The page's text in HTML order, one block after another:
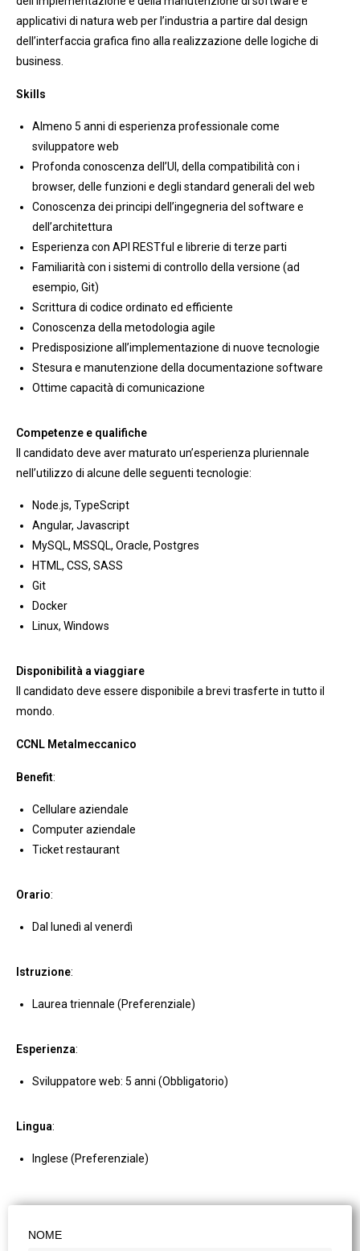
applicativi di natura web per l’industria a partire dal design
dell’interfaccia grafica fino alla realizzazione delle logiche di
business.
Skills
Almeno 5 anni di esperienza professionale come
sviluppatore web
Profonda conoscenza dell’UI, della compatibilità con i
browser, delle funzioni e degli standard generali del web
Conoscenza dei principi dell’ingegneria del software e
dell’architettura
Esperienza con API RESTful e librerie di terze parti
Familiarità con i sistemi di controllo della versione (ad
esempio, Git)
Scrittura di codice ordinato ed efficiente
Conoscenza della metodologia agile
Predisposizione all’implementazione di nuove tecnologie
Stesura e manutenzione della documentazione software
Ottime capacità di comunicazione
Competenze e qualifiche
Il candidato deve aver maturato un’esperienza pluriennale
nell’utilizzo di alcune delle seguenti tecnologie:
Node.js, TypeScript
Angular, Javascript
MySQL, MSSQL, Oracle, Postgres
HTML, CSS, SASS
Git
Docker
Linux, Windows
Disponibilità a viaggiare
Il candidato deve essere disponibile a brevi trasferte in tutto il
mondo.
CCNL Metalmeccanico
Benefit:
Cellulare aziendale
Computer aziendale
Ticket restaurant
Orario:
Dal lunedì al venerdì
Istruzione:
Laurea triennale (Preferenziale)
Esperienza:
Sviluppatore web: 5 anni (Obbligatorio)
Lingua:
Inglese (Preferenziale)
NOME